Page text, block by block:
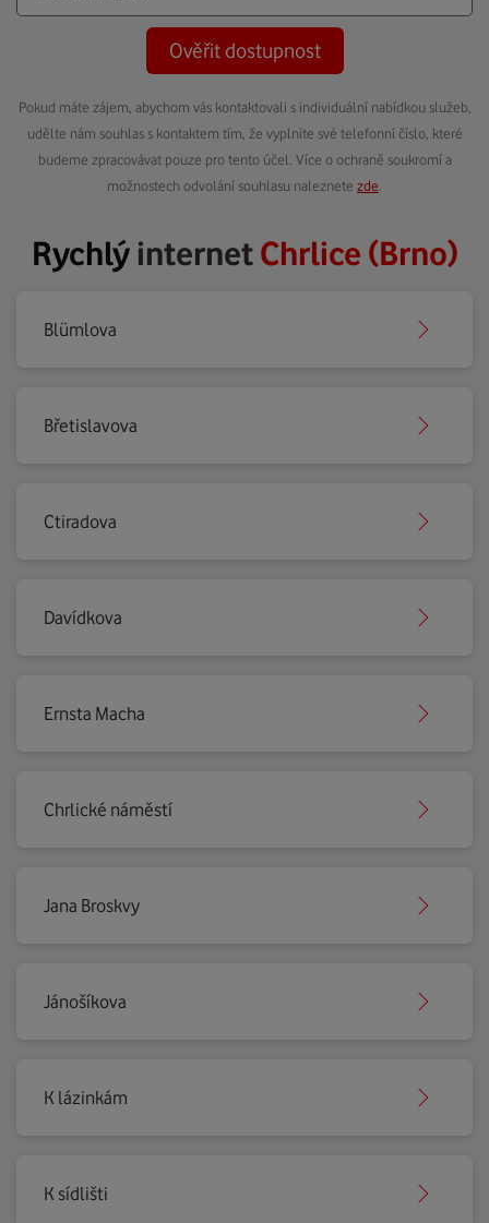
Ověřit dostupnost
Pokud máte zájem, abychom vás kontaktovali s individuální nabídkou služeb,
udělte nám souhlas s kontaktem tím, že vyplníte své telefonní číslo, které
budeme zpracovávat pouze pro tento účel. Více o ochraně soukromí a
možnostech odvolání souhlasu naleznete zde
RychlýinternetChrlice (Brno)
Blümlova
Břetislavova
Ctiradova
Davídkova
Ernsta Macha
Chrlické náměstí
Jana Broskvy
Jánošíkova
K lázinkám
K sídlišti